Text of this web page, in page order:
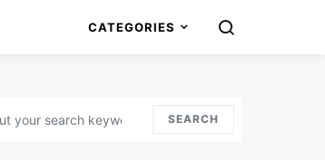
CATEGORIES
SEARCH